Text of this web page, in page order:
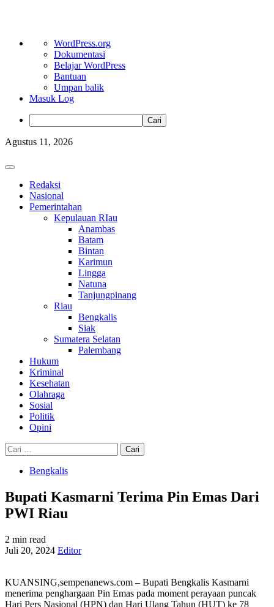
Tentang
WordPress
WordPress.org
Dokumentasi
Belajar WordPress
Bantuan
Umpan balik
Masuk Log
Cari
Skip
content
Agustus 11, 2026
Primary
Redaksi
Nasional
Pemerintahan
Kepulauan RIau
Anambas
Batam
Bintan
Karimun
Lingga
Natuna
Tanjungpinang
Riau
Bengkalis
Siak
Sumatera Selatan
Palembang
Hukum
Kriminal
Kesehatan
Olahraga
Sosial
Politik
Opini
Cari
untuk:
Bengkalis
Bupati Kasmarni Terima Pin Emas Dari
PWI Riau
2 min read
Juli 20, 2024 Editor
KUANSING,sempenanews.com – Bupati Bengkalis Kasmarni
menerima penghargaan Pin Emas pada moment perayaan puncak
Hari Pers Nasional (HPN) dan Hari Ulang Tahun (HUT) ke 78